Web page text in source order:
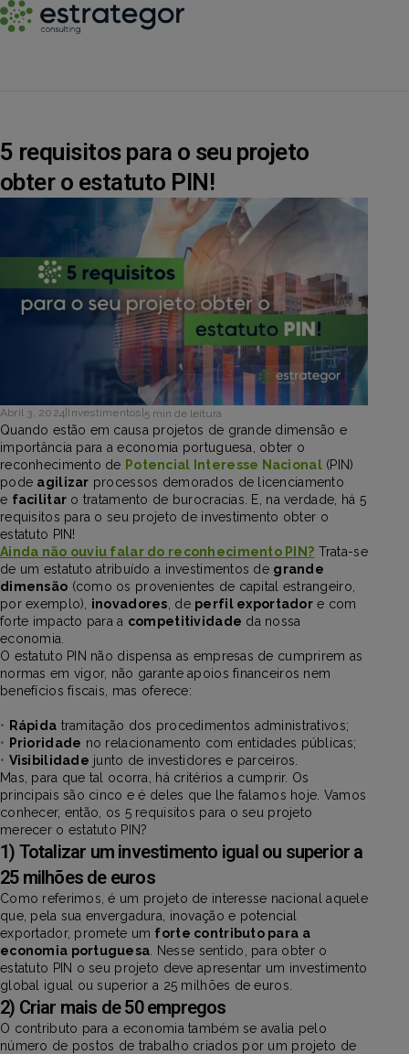
5 requisitos para o seu projeto
obter o estatuto PIN!
Abril 3, 2024 Investimentos 5 min de leitura
Quando estão em causa projetos de grande dimensão e
importância para a economia portuguesa, obter o
reconhecimento de Potencial Interesse Nacional(PIN)
pode agilizar processos demorados de licenciamento
e facilitar o tratamento de burocracias. E, na verdade, há 5
requisitos para o seu projeto de investimento obter o
estatuto PIN!
Ainda não ouviu falar do reconhecimento PIN? Trata-se
de um estatuto atribuído a investimentos de grande
dimensão (como os provenientes de capital estrangeiro,
por exemplo), inovadores , de perfil exportadore com
forte impacto para a competitividade da nossa
economia.
O estatuto PIN não dispensa as empresas de cumprirem as
normas em vigor, não garante apoios financeiros nem
benefícios fiscais, mas oferece:
• Rápida tramitação dos procedimentos administrativos;
• Prioridade no relacionamento com entidades públicas;
• Visibilidade junto de investidores e parceiros.
Mas, para que tal ocorra, há critérios a cumprir. Os
principais são cinco e é deles que lhe falamos hoje. Vamos
conhecer, então, os 5 requisitos para o seu projeto
merecer o estatuto PIN?
1) Totalizar um investimento igual ou superior a
25 milhões de euros
Como referimos, é um projeto de interesse nacional aquele
que, pela sua envergadura, inovação e potencial
exportador, promete um forte contributo para a
economia portuguesa . Nesse sentido, para obter o
estatuto PIN o seu projeto deve apresentar um investimento
global igual ou superior a 25 milhões de euros.
2) Criar mais de 50 empregos
O contributo para a economia também se avalia pelo
número de postos de trabalho criados por um projeto de